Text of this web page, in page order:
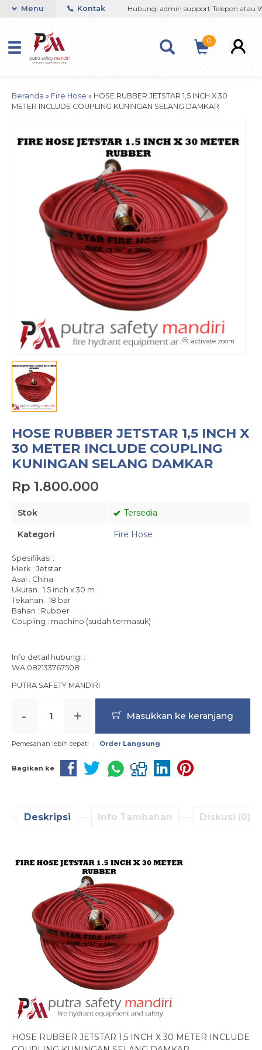
/ 081290691054 Hubungi admin support Telepon atau
Menu Kontak
0
Beranda » Fire Hose » HOSE RUBBER JETSTAR 1,5 INCH X 30
METER INCLUDE COUPLING KUNINGAN SELANG DAMKAR
activate zoom
HOSE RUBBER JETSTAR 1,5 INCH X
30 METER INCLUDE COUPLING
KUNINGAN SELANG DAMKAR
Rp 1.800.000
Stok Tersedia
Kategori Fire Hose
Spesifikasi :
Merk : Jetstar
Asal : China
Ukuran : 1.5 inch x 30 m
Tekanan : 18 bar
Bahan : Rubber
Coupling : machino (sudah termasuk)
Info detail hubungi :
WA 082133767508
PUTRA SAFETY MANDIRI
- + Masukkan ke keranjang
Pemesanan lebih cepat! Order Langsung
Bagikan ke
Deskripsi Info Tambahan Diskusi (0)
HOSE RUBBER JETSTAR 1,5 INCH X 30 METER INCLUDE